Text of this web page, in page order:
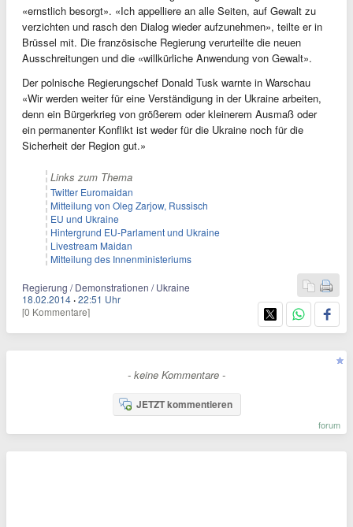
«ernstlich besorgt». «Ich appelliere an alle Seiten, auf Gewalt zu
verzichten und rasch den Dialog wieder aufzunehmen», teilte er in
Brüssel mit. Die französische Regierung verurteilte die neuen
Ausschreitungen und die «willkürliche Anwendung von Gewalt».
Der polnische Regierungschef Donald Tusk warnte in Warschau
«Wir werden weiter für eine Verständigung in der Ukraine arbeiten,
denn ein Bürgerkrieg von größerem oder kleinerem Ausmaß oder
ein permanenter Konflikt ist weder für die Ukraine noch für die
Sicherheit der Region gut.»
Links zum Thema
Twitter Euromaidan
Mitteilung von Oleg Zarjow, Russisch
EU und Ukraine
Hintergrund EU-Parlament und Ukraine
Livestream Maidan
Mitteilung des Innenministeriums
Regierung / Demonstrationen / Ukraine
18.02.2014 ·22:51 Uhr
[0 Kommentare]
- keine Kommentare -
JETZT kommentieren
forum